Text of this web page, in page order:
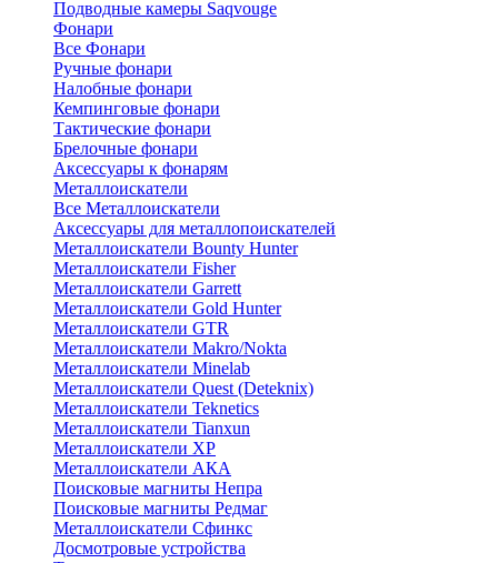
Подводные камеры Saqvouge
Фонари
Все Фонари
Ручные фонари
Налобные фонари
Кемпинговые фонари
Тактические фонари
Брелочные фонари
Аксессуары к фонарям
Металлоискатели
Все Металлоискатели
Аксессуары для металлопоискателей
Металлоискатели Bounty Hunter
Металлоискатели Fisher
Металлоискатели Garrett
Металлоискатели Gold Hunter
Металлоискатели GTR
Металлоискатели Makro/Nokta
Металлоискатели Minelab
Металлоискатели Quest (Deteknix)
Металлоискатели Teknetics
Металлоискатели Tianxun
Металлоискатели XP
Металлоискатели АКА
Поисковые магниты Непра
Поисковые магниты Редмаг
Металлоискатели Сфинкс
Досмотровые устройства